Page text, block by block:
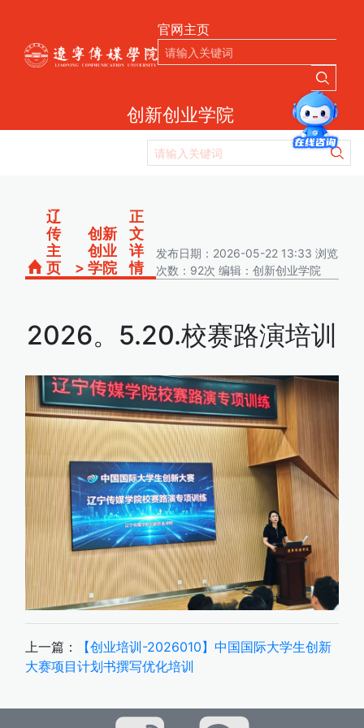
官网主页
创新创业学院
辽
传
主
页
>
创新
创业
学院
正
文
详
情
发布日期：2026-05-22 13:33 浏览
次数：92次 编辑：创新创业学院
2026。5.20.校赛路演培训
上一篇：
【创业培训-2026010】中国国际大学生创新
大赛项目计划书撰写优化培训